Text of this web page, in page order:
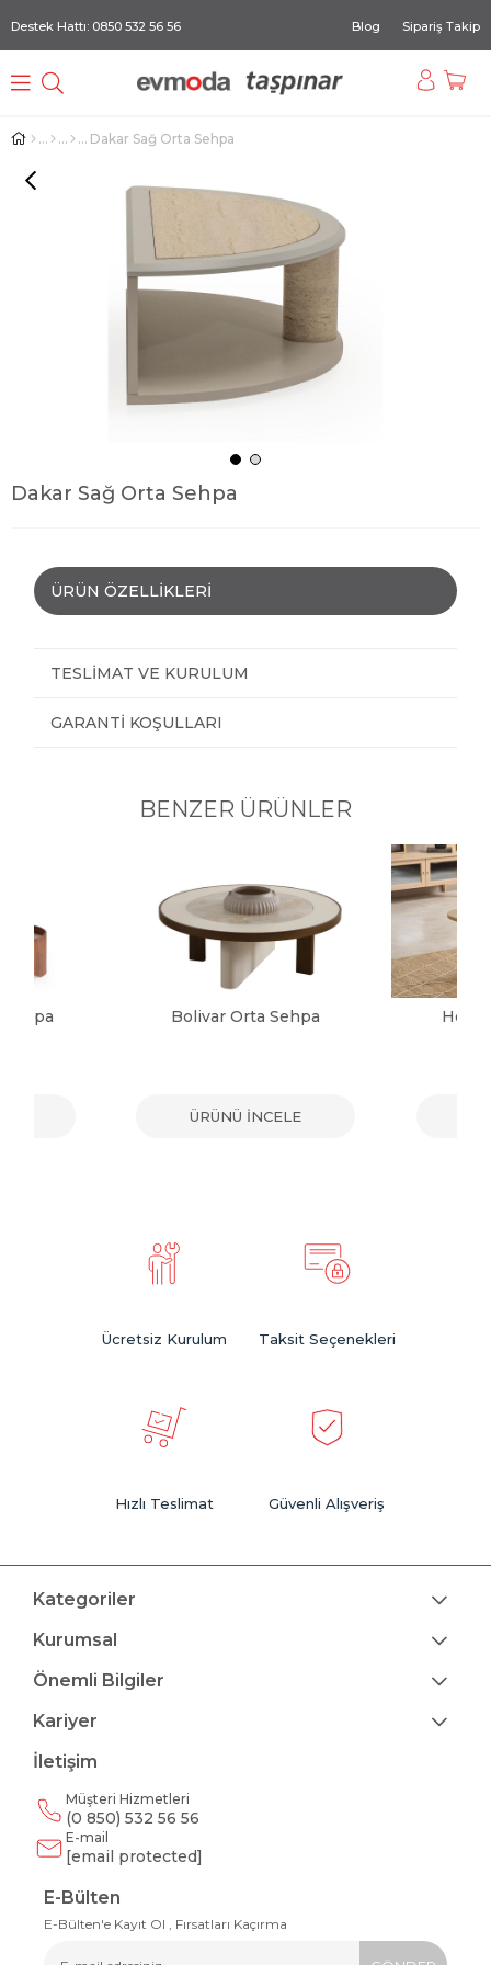
Destek Hattı: 0850 532 56 56 Blog Sipariş Takip
Dakar Sağ Orta Sehpa
Dakar Sağ Orta Sehpa
ÜRÜN ÖZELLIKLERI
TESLIMAT VE KURULUM
GARANTI KOŞULLARI
BENZER ÜRÜNLER
Bolivar Orta Sehpa
ÜRÜNÜ İNCELE
Ücretsiz Kurulum Taksit Seçenekleri
Hızlı Teslimat Güvenli Alışveriş
Kategoriler
Kurumsal
Önemli Bilgiler
Kariyer
İletişim
Müşteri Hizmetleri
(0 850) 532 56 56
E-mail
[email protected]
E-Bülten
E-Bülten'e Kayıt Ol , Fırsatları Kaçırma